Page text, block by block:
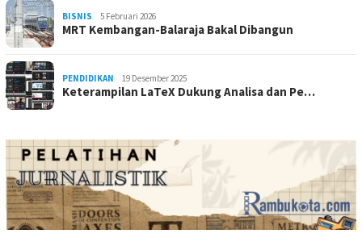
BISNIS 5 Februari 2026
MRT Kembangan-Balaraja Bakal Dibangun
PENDIDIKAN 19 Desember 2025
Keterampilan LaTeX Dukung Analisa dan Pe…